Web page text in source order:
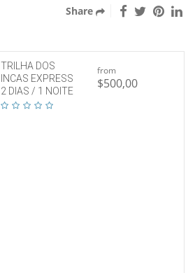
Share
TRILHA DOS
INCAS EXPRESS
2 DIAS / 1 NOITE
from
$500,00